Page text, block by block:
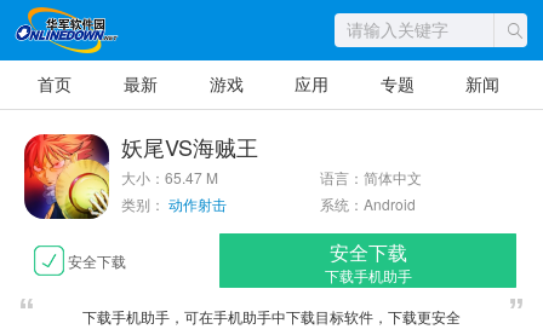
首页 最新 游戏 应用 专题 新闻
妖尾VS海贼王
大小：65.47 M
语言：简体中文
类别： 动作射击 系统：Android
安全下载 安全下载
下载手机助手
下载手机助手，可在手机助手中下载目标软件，下载更安全